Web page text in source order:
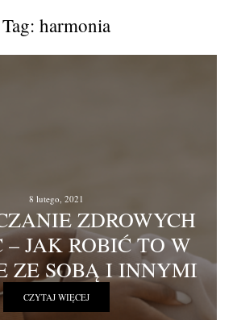
Tag: harmonia
8 lutego, 2021
ZDROWYCH
– JAK ROBIĆ TO W
ZE SOBĄ I INNYMI
CZYTAJ WIĘCEJ